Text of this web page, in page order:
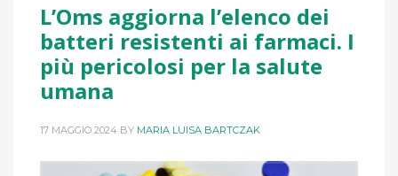
L’Oms aggiorna l’elenco dei
batteri resistenti ai farmaci. I
più pericolosi per la salute
umana
17 MAGGIO 2024 BY MARIA LUISA BARTCZAK